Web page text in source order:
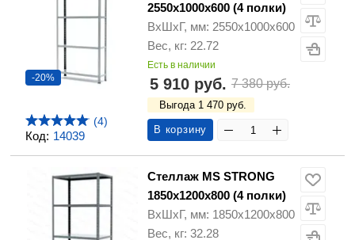
Код: 14039
-20%
(4)
2550х1000х600 (4 полки)
ВхШхГ, мм: 2550х1000х600
Вес, кг: 22.72
Есть в наличии
5 910 руб. 7 380 руб.
Выгода 1 470 руб.
В корзину
Стеллаж MS STRONG
1850х1200х800 (4 полки)
ВхШхГ, мм: 1850х1200х800
Вес, кг: 32.28